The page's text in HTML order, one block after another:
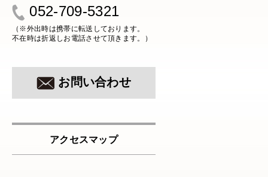
052-709-5321
（※外出時は携帯に転送しております。
不在時は折返しお電話させて頂きます。）
お問い合わせ
アクセスマップ